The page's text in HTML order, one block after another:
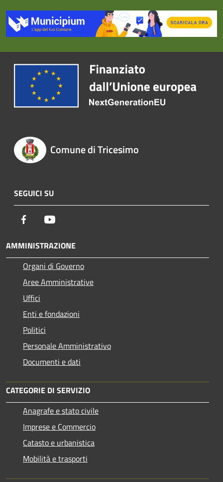
Comune di Tricesimo
SEGUICI SU
Facebook
AMMINISTRAZIONE
Organi di Governo
Aree Amministrative
Uffici
Enti e fondazioni
Politici
Personale Amministrativo
Documenti e dati
CATEGORIE DI SERVIZIO
Anagrafe e stato civile
Imprese e Commercio
Catasto e urbanistica
Mobilità e trasporti